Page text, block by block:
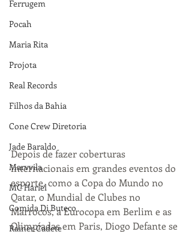
Ferrugem
Pocah
Maria Rita
Projota
Real Records
Filhos da Bahia
Cone Crew Diretoria
Jade Baraldo
Marvvila
MC Hariel
Comida Di Buteco
Rainer Cadete
Depois de fazer coberturas
internacionais em grandes eventos do
esporte, como a Copa do Mundo no
Qatar, o Mundial de Clubes no
Marrocos, a Eurocopa em Berlim e as
Olimpíadas em Paris, Diogo Defante se